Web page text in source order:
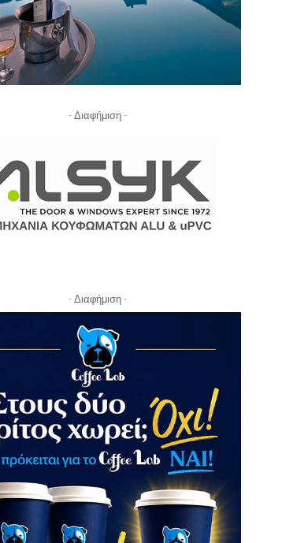
- Διαφήμιση -
- Διαφήμιση -